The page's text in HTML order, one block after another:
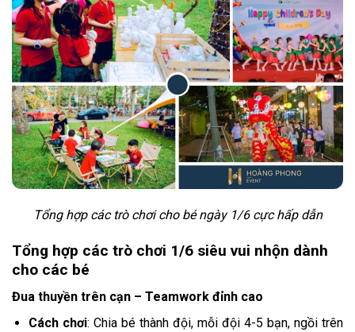
Tổng hợp các trò chơi cho bé ngày 1/6 cực hấp dẫn
Tổng hợp các trò chơi 1/6 siêu vui nhộn dành
cho các bé
Đua thuyền trên cạn – Teamwork đỉnh cao
Cách chơi: Chia bé thành đội, mỗi đội 4-5 bạn, ngồi trên